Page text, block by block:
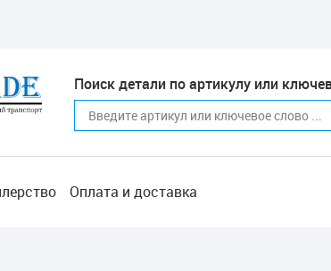
Поиск детали по артикулу или
Оплата и доставка